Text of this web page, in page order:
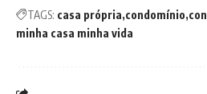
TAGS: casa própria condomínio
minha casa minha vida